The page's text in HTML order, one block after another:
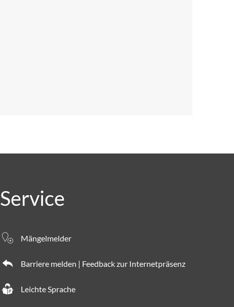
Service
Mängelmelder
Barriere melden | Feedback zur Internetpräsenz
Leichte Sprache